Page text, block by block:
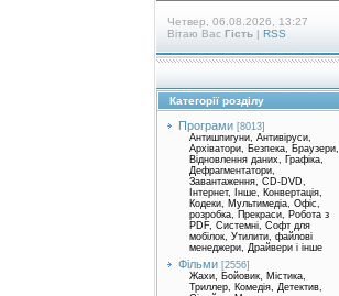
Четвер, 06.08.2026, 13:27
Вітаю Вас Гість | RSS
Категорії розділу
Програми [8013]
Антишпигуни, Антивіруси,
Архіватори, Безпека, Браузери,
Відновлення даних, Графіка,
Дефрагментатори,
Завантаження, CD-DVD,
Інтернет, Інше, Конвертація,
Кодеки, Мультимедіа, Офіс,
розробка, Прекраси, Робота з
PDF, Системні, Софт для
мобілок, Утилити, файлові
менеджери, Драйвери і інше
Фільми [2556]
Жахи, Бойовик, Містика,
Триллер, Комедія, Детектив,